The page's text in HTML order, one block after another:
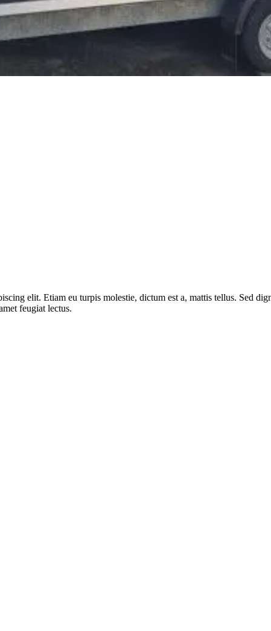
elit. Etiam eu turpis molestie, dictum est a, mattis tellus. Sed
feugiat lectus.